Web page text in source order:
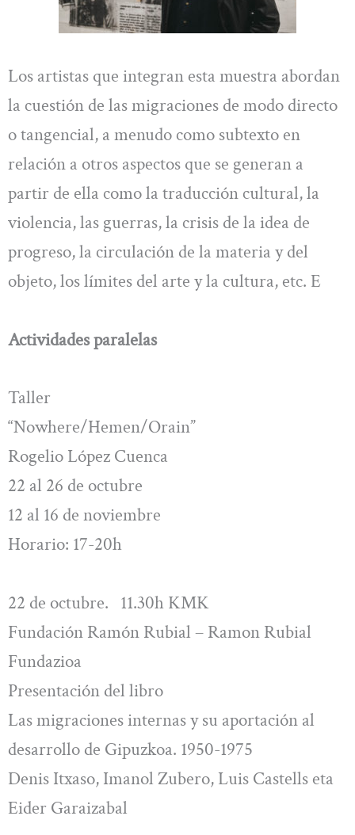
Los artistas que integran esta muestra abordan
la cuestión de las migraciones de modo directo
o tangencial, a menudo como subtexto en
relación a otros aspectos que se generan a
partir de ella como la traducción cultural, la
violencia, las guerras, la crisis de la idea de
progreso, la circulación de la materia y del
objeto, los límites del arte y la cultura, etc. E
Actividades paralelas
Taller
“Nowhere/Hemen/Orain”
Rogelio López Cuenca
22 al 26 de octubre
12 al 16 de noviembre
Horario: 17-20h
22 de octubre. 11.30h KMK
Fundación Ramón Rubial – Ramon Rubial
Fundazioa
Presentación del libro
Las migraciones internas y su aportación al
desarrollo de Gipuzkoa. 1950-1975
Denis Itxaso, Imanol Zubero, Luis Castells eta
Eider Garaizabal